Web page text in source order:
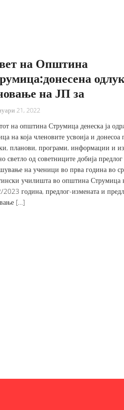
на Општина
на ЈП за
21, 2022
на општина Струмица денеска ја
на која членовите усвоија и донесоа
планови, програми, информации и
светло од советниците добија
на ученици во прва година во
училишта во општина Струмица
година, предлог-измената и
[…]